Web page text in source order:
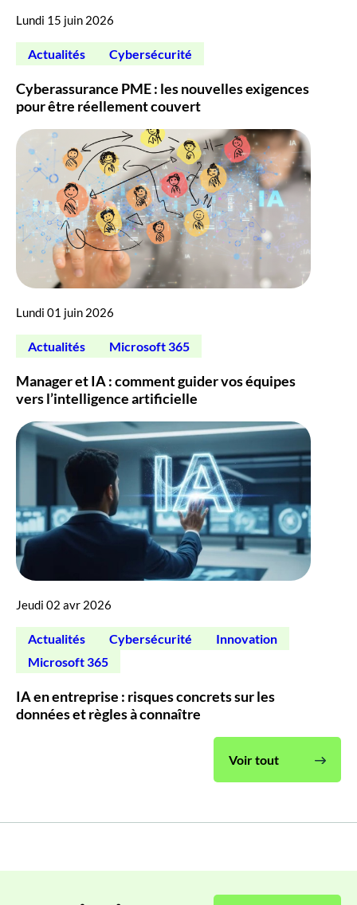
Lundi 15 juin 2026
Actualités Cybersécurité
Cyberassurance PME : les nouvelles exigences
pour être réellement couvert
Lundi 01 juin 2026
Actualités Microsoft 365
Manager et IA : comment guider vos équipes
vers l’intelligence artificielle
Jeudi 02 avr 2026
Actualités Cybersécurité
Innovation
Microsoft 365
IA en entreprise : risques concrets sur les
données et règles à connaître
Voir tout